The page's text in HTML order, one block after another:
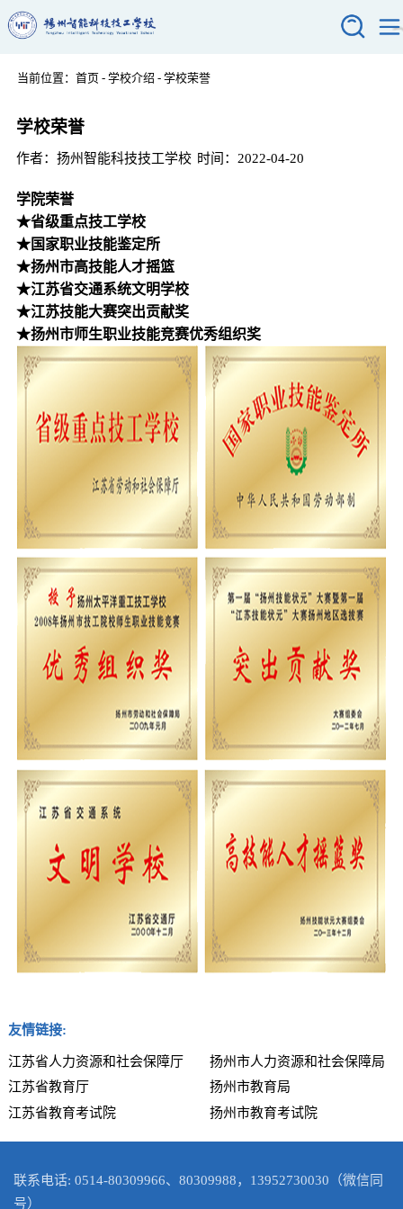
首页
教师风采
现代服务系
新闻资讯
报名入口
联系我们
社团活动
活动花絮
升学就业
升学通道
实习就业
学校招聘
当前位置： 首页- 学校介绍 - 学校荣誉
学校荣誉
作者：扬州智能科技技工学校 时间：2022-04-20
学院荣誉
★省级重点技工学校
★国 家职业技能鉴定所
★扬州市高技能人才摇篮
★江苏省交通系统文明学校
★江苏技能大赛突出贡献奖
★扬州市师生职业技能竞赛优秀组织奖
友情链接:
江苏省人力资源和社会保障厅
扬州市人力资源和社会保障局
江苏省教育厅
扬州市教育局
江苏省教育考试院
扬州市教育考试院
联系电话: 0514-80309966、80309988，13952730030（微信同
号）